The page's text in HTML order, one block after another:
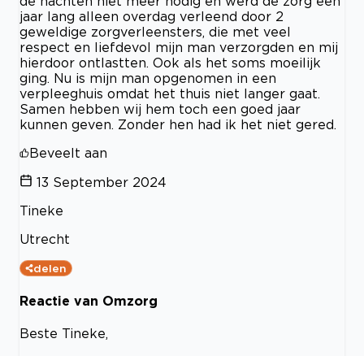
jaar lang alleen overdag verleend door 2
geweldige zorgverleensters, die met veel
respect en liefdevol mijn man verzorgden en mij
hierdoor ontlastten. Ook als het soms moeilijk
ging. Nu is mijn man opgenomen in een
verpleeghuis omdat het thuis niet langer gaat.
Samen hebben wij hem toch een goed jaar
kunnen geven. Zonder hen had ik het niet gered.
Beveelt aan
13 September 2024
Tineke
Utrecht
delen
Reactie van Omzorg
Beste Tineke,